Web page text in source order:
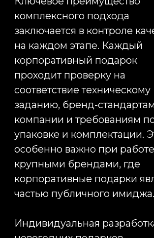
2012-2025 © INFINITY PROJECT
* Принадлежит Meta, признан экстремисской организацией
Наверх ↑
Контакты
127006 г. Москва,
переулок 30, стр 1А
+7 (495) 989-17-53
ПН-ПТ 09:00-19:00 МСК
Информация
Преимущества
Кейсы
О компании
Новости
Главная
Telegram
Вконтакте
Instagram*